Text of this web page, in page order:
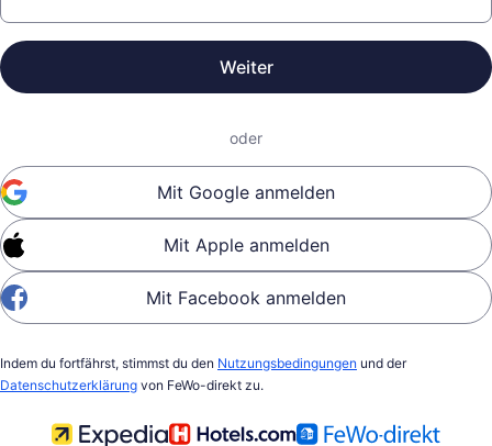
Weiter
oder
Mit Google anmelden
Mit Apple anmelden
Mit Facebook anmelden
Indem du fortfährst, stimmst du den Nutzungsbedingungen und der
Datenschutzerklärung von FeWo-direkt zu.